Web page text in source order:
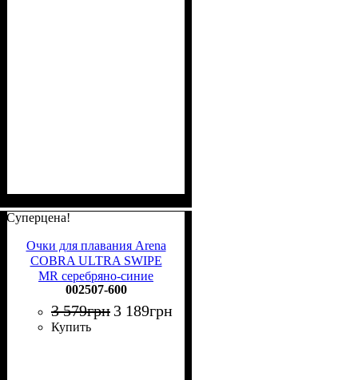
Суперцена!
Очки для плавания Arena
COBRA ULTRA SWIPE
MR серебряно-синие
002507-600
002507-600
3 579грн 3 189грн
Купить